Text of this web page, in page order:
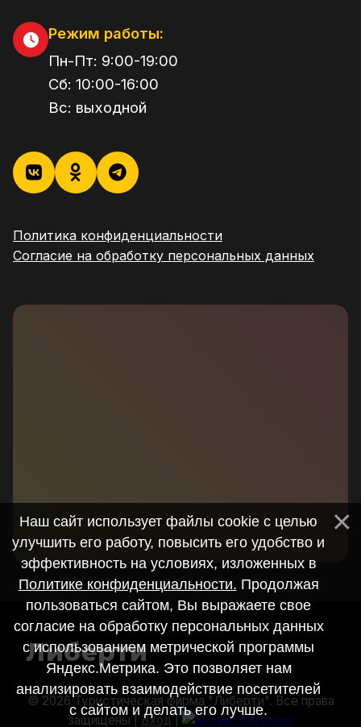
Режим работы:
Пн-Пт: 9:00-19:00
Сб: 10:00-16:00
Вс: выходной
Политика конфиденциальности
Согласие на обработку персональных данных
Либерти
© 2026 Туристическая фирма "Либерти". Все права
защищены | Вход|
Наш сайт использует файлы cookie с целью
улучшить его работу, повысить его удобство и
эффективность на условиях, изложенных в
Политике конфиденциальности. Продолжая
пользоваться сайтом, Вы выражаете свое
согласие на обработку персональных данных
с использованием метрической программы
Яндекс.Метрика. Это позволяет нам
анализировать взаимодействие посетителей
с сайтом и делать его лучше.